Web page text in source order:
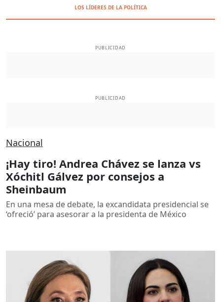
LOS LÍDERES DE LA POLÍTICA
PUBLICIDAD
PUBLICIDAD
Nacional
¡Hay tiro! Andrea Chávez se lanza vs
Xóchitl Gálvez por consejos a
Sheinbaum
En una mesa de debate, la excandidata presidencial se
‘ofreció’ para asesorar a la presidenta de México